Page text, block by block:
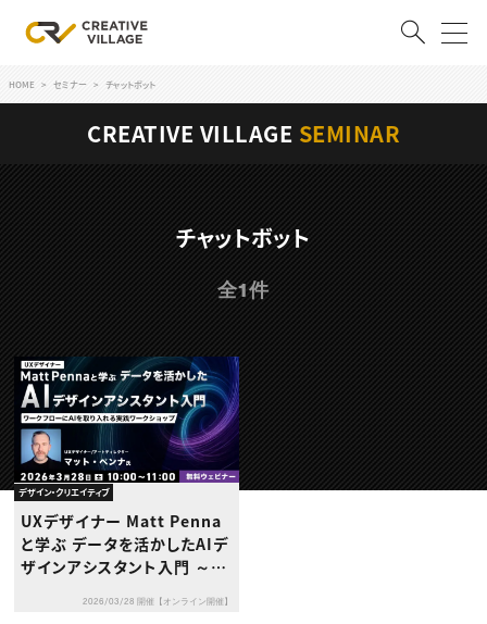
ログイン 会員登録
RECRUIT
クリエイター求人を探す
CREATIVE JOB求人検索
特集求人
採用説明会
転職支援サービス
CONTENTS
スキルアップしたい！
スキルアップしたい！ トップ
デザイン
プログラミング
動画配信・映像制作
編集・ライティング
マーケティング
ディレクション
業界解説・キャリア事情
お役立ち基礎知識
TOP Creator’s コラム
TOP Creator’s コラム トップ
Webクリエイター
アプリクリエイター
ゲームクリエイター
映像クリエイター
マーケッター
クリエイターインタビュー
セミナー
ニュース・トレンド
ニュース・トレンド トップ
HOME セミナー チャットボット
CREATIVE VILLAGE SEMINAR
チャットボット
全1件
デザイン・クリエイティブ
UXデザイナー Matt Penna
と学ぶ データを活かしたAIデ
ザインアシスタント入門 ～ワ
実践ワークショップ～
2026/03/28 開催【オンライン開催】